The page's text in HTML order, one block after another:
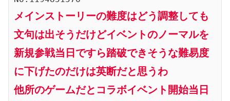
メインストーリーの難度はどう調整しても
文句は出そうだけどイベントのノーマルを
新規参戦当日ですら踏破できそうな難易度
に下げたのだけは英断だと思うわ
他所のゲームだとコラボイベント開始当日